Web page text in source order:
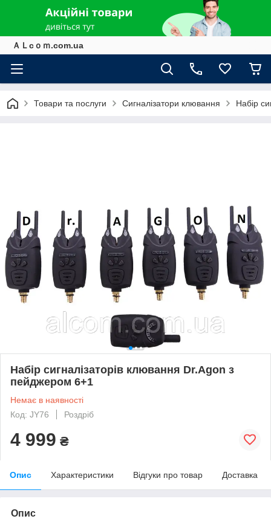
ＡＬcｏｍ.com.ua
Товари та послуги Сигналізатори клювання Набір
Набір сигналізаторів клювання Dr.Agon з
пейджером 6+1
Немає в наявності
Код: JY76
Роздріб
4 999 ₴
Опис Характеристики Відгуки про товар Доставка
Опис